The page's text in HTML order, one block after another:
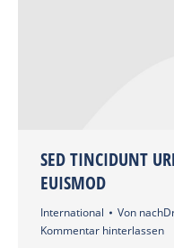
SED TINCIDUNT
EUISMOD
International Von
Kommentar hinterlassen